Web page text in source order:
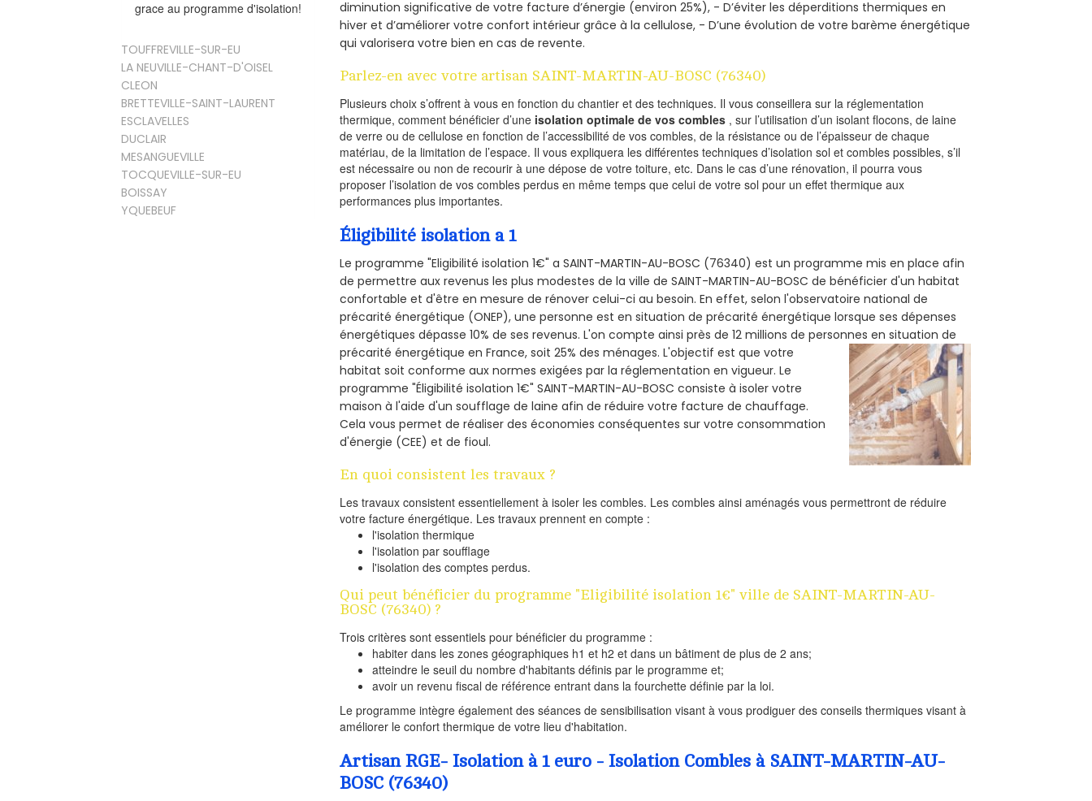
grace au programme d'isolation!
TOUFFREVILLE-SUR-EU
LA NEUVILLE-CHANT-D'OISEL
CLEON
BRETTEVILLE-SAINT-LAURENT
ESCLAVELLES
DUCLAIR
MESANGUEVILLE
TOCQUEVILLE-SUR-EU
BOISSAY
YQUEBEUF
diminution significative de votre facture d’énergie (environ 25%), - D’éviter les déperditions thermiques en
hiver et d’améliorer votre confort intérieur grâce à la cellulose, - D’une évolution de votre barème énergétique
qui valorisera votre bien en cas de revente.
Parlez-en avec votre artisan SAINT-MARTIN-AU-BOSC (76340)
Plusieurs choix s’offrent à vous en fonction du chantier et des techniques. Il vous conseillera sur la réglementation
thermique, comment bénéficier d’une isolation optimale de vos combles , sur l’utilisation d’un isolant flocons, de laine
de verre ou de cellulose en fonction de l’accessibilité de vos combles, de la résistance ou de l’épaisseur de chaque
matériau, de la limitation de l’espace. Il vous expliquera les différentes techniques d’isolation sol et combles possibles, s’il
est nécessaire ou non de recourir à une dépose de votre toiture, etc. Dans le cas d’une rénovation, il pourra vous
proposer l’isolation de vos combles perdus en même temps que celui de votre sol pour un effet thermique aux
performances plus importantes.
Éligibilité isolation a 1
Le programme "Eligibilité isolation 1€" a SAINT-MARTIN-AU-BOSC (76340) est un programme mis en place afin
de permettre aux revenus les plus modestes de la ville de SAINT-MARTIN-AU-BOSC de bénéficier d'un habitat
confortable et d'être en mesure de rénover celui-ci au besoin. En effet, selon l'observatoire national de
précarité énergétique (ONEP), une personne est en situation de précarité énergétique lorsque ses dépenses
énergétiques dépasse 10% de ses revenus. L'on compte ainsi près de 12 millions de personnes en situation de
précarité énergétique en France, soit 25% des ménages.L'objectif est que votre
habitat soit conforme aux normes exigées par la réglementation en vigueur. Le
programme "Éligibilité isolation 1€" SAINT-MARTIN-AU-BOSC consiste à isoler votre
maison à l'aide d'un soufflage de laine afin de réduire votre facture de chauffage.
Cela vous permet de réaliser des économies conséquentes sur votre consommation
d'énergie (CEE) et de fioul.
En quoi consistent les travaux ?
Les travaux consistent essentiellement à isoler les combles. Les combles ainsi aménagés vous permettront de réduire
votre facture énergétique. Les travaux prennent en compte :
l'isolation thermique
l'isolation par soufflage
l'isolation des comptes perdus.
Qui peut bénéficier du programme "Eligibilité isolation 1€" ville de SAINT-MARTIN-AU-
BOSC (76340) ?
Trois critères sont essentiels pour bénéficier du programme :
habiter dans les zones géographiques h1 et h2 et dans un bâtiment de plus de 2 ans;
atteindre le seuil du nombre d'habitants définis par le programme et;
avoir un revenu fiscal de référence entrant dans la fourchette définie par la loi.
Le programme intègre également des séances de sensibilisation visant à vous prodiguer des conseils thermiques visant à
améliorer le confort thermique de votre lieu d'habitation.
Artisan RGE- Isolation à 1 euro - Isolation Combles à SAINT-MARTIN-AU-
BOSC (76340)